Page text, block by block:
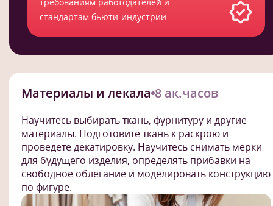
стандартам бьюти-индустрии
Материалы и лекала 8 ак.часов
Научитесь выбирать ткань, фурнитуру и другие
материалы. Подготовите ткань к раскрою и
проведете декатировку. Научитесь снимать мерки
для будущего изделия, определять прибавки на
свободное облегание и моделировать конструкцию
по фигуре.